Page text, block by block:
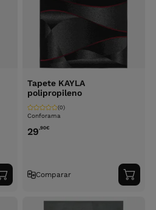
Adicionar
ao
Tapete KAYLA
polipropileno
Conforama
(0)
29,90€
Comparar
ao